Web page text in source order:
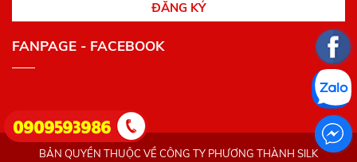
ĐĂNG KÝ
FANPAGE - FACEBOOK
BẢN QUYỀN THUỘC VỀ CÔNG TY PHƯƠNG THÀNH SILK
0909593986